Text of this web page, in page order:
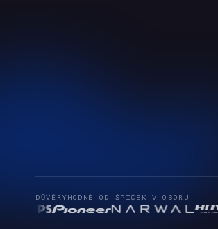
DŮVĚRYHODNÉ OD ŠPIČEK V OBORU